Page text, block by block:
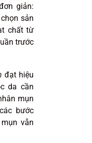
giản:
sản
chất từ
trước
đạt hiệu
da cần
mụn
bước
vẫn